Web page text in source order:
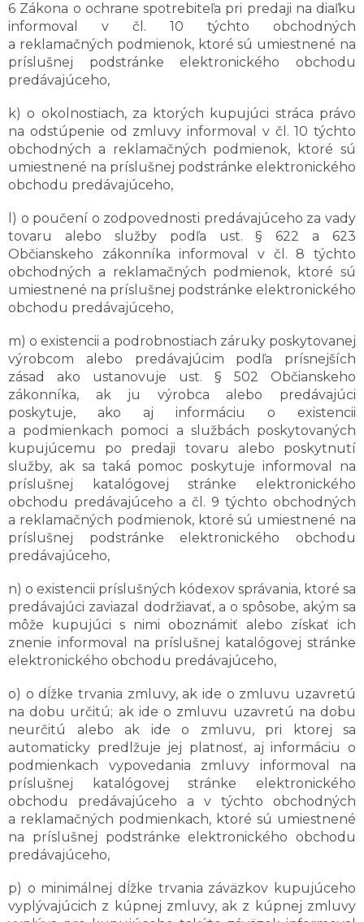
6 Zákona o ochrane spotrebiteľa pri predaji na diaľku
informoval v čl. 10 týchto obchodných
a reklamačných podmienok, ktoré sú umiestnené na
príslušnej podstránke elektronického obchodu
predávajúceho,
k) o okolnostiach, za ktorých kupujúci stráca právo
na odstúpenie od zmluvy informoval v čl. 10 týchto
obchodných a reklamačných podmienok, ktoré sú
umiestnené na príslušnej podstránke elektronického
obchodu predávajúceho,
l) o poučení o zodpovednosti predávajúceho za vady
tovaru alebo služby podľa ust. § 622 a 623
Občianskeho zákonníka informoval v čl. 8 týchto
obchodných a reklamačných podmienok, ktoré sú
umiestnené na príslušnej podstránke elektronického
obchodu predávajúceho,
m) o existencii a podrobnostiach záruky poskytovanej
výrobcom alebo predávajúcim podľa prísnejších
zásad ako ustanovuje ust. § 502 Občianskeho
zákonníka, ak ju výrobca alebo predávajúci
poskytuje, ako aj informáciu o existencii
a podmienkach pomoci a službách poskytovaných
kupujúcemu po predaji tovaru alebo poskytnutí
služby, ak sa taká pomoc poskytuje informoval na
príslušnej katalógovej stránke elektronického
obchodu predávajúceho a čl. 9 týchto obchodných
a reklamačných podmienok, ktoré sú umiestnené na
príslušnej podstránke elektronického obchodu
predávajúceho,
n) o existencii príslušných kódexov správania, ktoré sa
predávajúci zaviazal dodržiavať, a o spôsobe, akým sa
môže kupujúci s nimi oboznámiť alebo získať ich
znenie informoval na príslušnej katalógovej stránke
elektronického obchodu predávajúceho,
o) o dĺžke trvania zmluvy, ak ide o zmluvu uzavretú
na dobu určitú; ak ide o zmluvu uzavretú na dobu
neurčitú alebo ak ide o zmluvu, pri ktorej sa
automaticky predlžuje jej platnosť, aj informáciu o
podmienkach vypovedania zmluvy informoval na
príslušnej katalógovej stránke elektronického
obchodu predávajúceho a v týchto obchodných
a reklamačných podmienkach, ktoré sú umiestnené
na príslušnej podstránke elektronického obchodu
predávajúceho,
p) o minimálnej dĺžke trvania záväzkov kupujúceho
vyplývajúcich z kúpnej zmluvy, ak z kúpnej zmluvy